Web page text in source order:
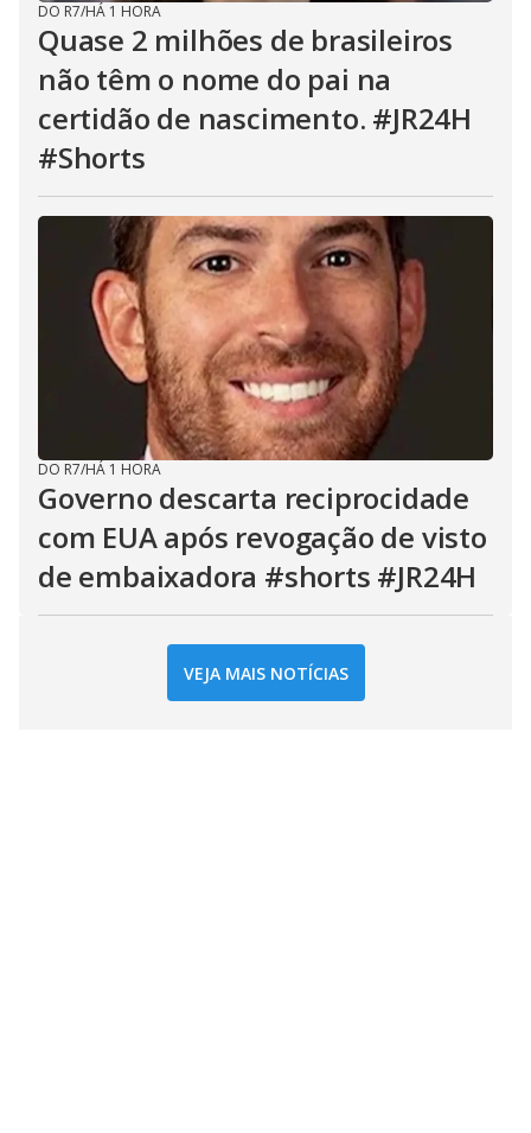
DO R7/HÁ 1 HORA
Quase 2 milhões de brasileiros
não têm o nome do pai na
certidão de nascimento. #JR24H
#Shorts
DO R7/HÁ 1 HORA
Governo descarta reciprocidade
com EUA após revogação de visto
de embaixadora #shorts #JR24H
VEJA MAIS NOTÍCIAS